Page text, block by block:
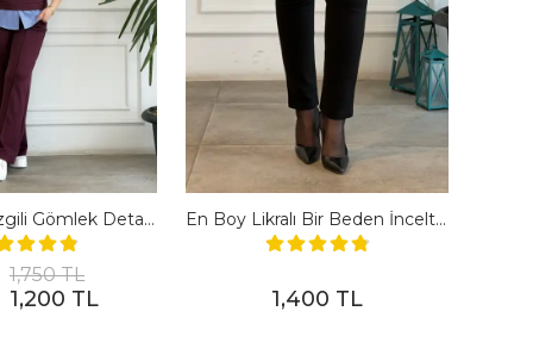
Polo Yaka Çizgili Gömlek Detaylı Kısa Kollu Takım - BORDO
1,750 TL
1,200 TL
En Boy Likralı Bir Beden İncelten Pantolon - SIYAH
1,400 TL